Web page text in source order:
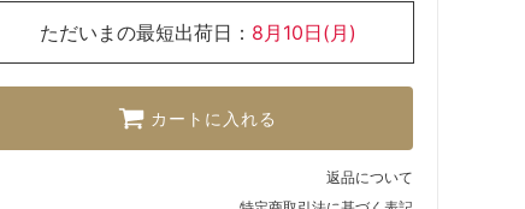
ただいまの最短出荷日： 8月10日(月)
カートに入れる
返品について